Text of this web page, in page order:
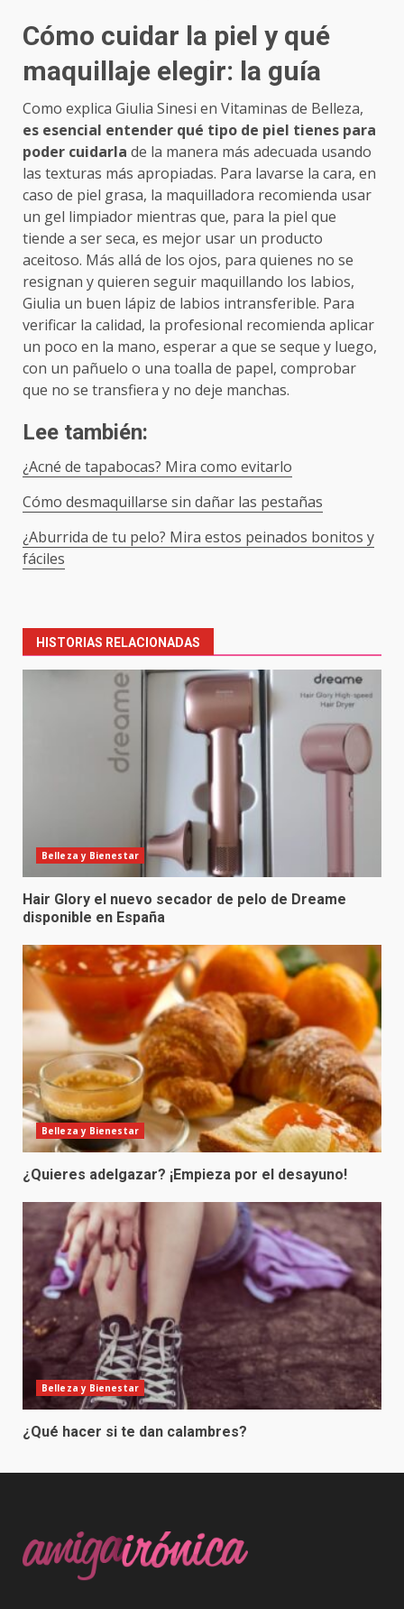
Cómo cuidar la piel y qué
maquillaje elegir: la guía
Como explica Giulia Sinesi en Vitaminas de Belleza,
es esencial entender qué tipo de piel tienes para
poder cuidarla de la manera más adecuada usando
las texturas más apropiadas. Para lavarse la cara, en
caso de piel grasa, la maquilladora recomienda usar
un gel limpiador mientras que, para la piel que
tiende a ser seca, es mejor usar un producto
aceitoso. Más allá de los ojos, para quienes no se
resignan y quieren seguir maquillando los labios,
Giulia un buen lápiz de labios intransferible. Para
verificar la calidad, la profesional recomienda aplicar
un poco en la mano, esperar a que se seque y luego,
con un pañuelo o una toalla de papel, comprobar
que no se transfiera y no deje manchas.
Lee también:
¿Acné de tapabocas? Mira como evitarlo
Cómo desmaquillarse sin dañar las pestañas
¿Aburrida de tu pelo? Mira estos peinados bonitos y
fáciles
navigation
HISTORIAS RELACIONADAS
Belleza y Bienestar
Hair Glory el nuevo secador de pelo de Dreame
disponible en España
Belleza y Bienestar
¿Quieres adelgazar? ¡Empieza por el desayuno!
Belleza y Bienestar
¿Qué hacer si te dan calambres?